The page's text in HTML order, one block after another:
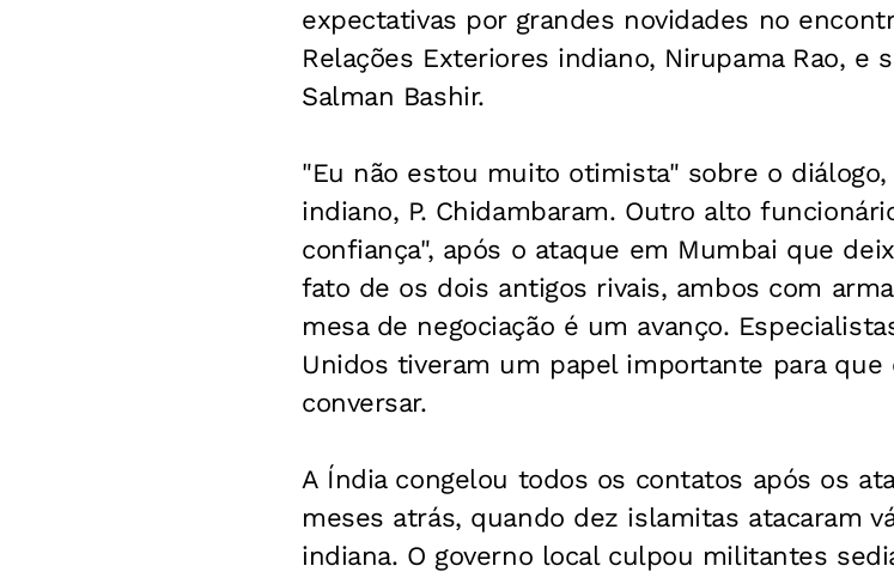
expectativas por grandes novidades no
Relações Exteriores indiano, Nirupama Rao, e
Salman Bashir.
"Eu não estou muito otimista" sobre o
indiano, P. Chidambaram. Outro alto
confiança", após o ataque em Mumbai que
fato de os dois antigos rivais, ambos com
mesa de negociação é um avanço.
Unidos tiveram um papel importante para que
conversar.
A Índia congelou todos os contatos após os
meses atrás, quando dez islamitas atacaram
indiana. O governo local culpou militantes